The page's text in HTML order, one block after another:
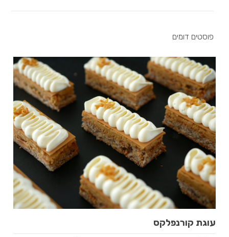
פוסטים דומים
עוגת קורנפלקס